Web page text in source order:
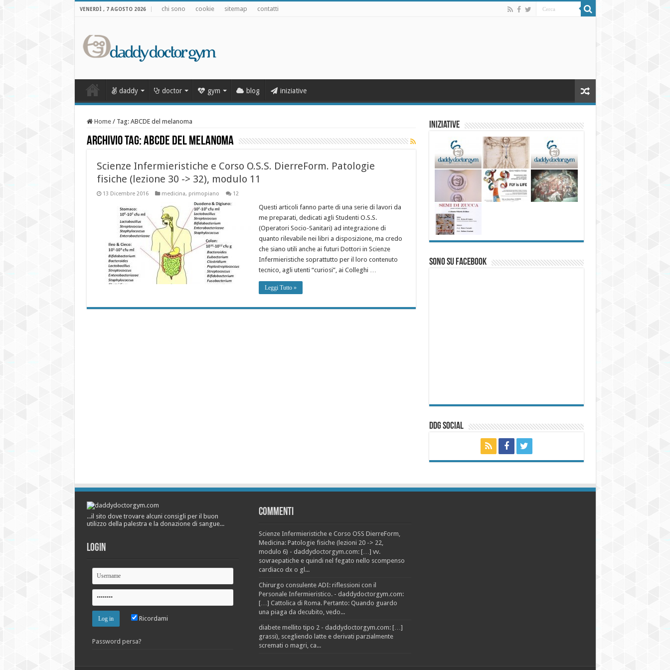
VENERDÌ , 7 AGOSTO 2026 chi sono cookie sitemap contatti
daddy doctor gym blog iniziative
Home / Tag: ABCDE del melanoma
Archivio Tag:ABCDE del melanoma
Scienze Infermieristiche e Corso O.S.S. DierreForm. Patologie
fisiche (lezione 30 -> 32), modulo 11
13 Dicembre 2016 medicina, primopiano 12
Questi articoli fanno parte di una serie di lavori da
me preparati, dedicati agli Studenti O.S.S.
(Operatori Socio-Sanitari) ad integrazione di
quanto rilevabile nei libri a disposizione, ma credo
che siano utili anche ai futuri Dottori in Scienze
Infermieristiche soprattutto per il loro contenuto
tecnico, agli utenti “curiosi”, ai Colleghi …
Leggi Tutto »
Iniziative
Sono su Facebook
ddg Social
...il sito dove trovare alcuni consigli per il buon
utilizzo della palestra e la donazione di sangue...
Login
Ricordami
Password persa?
Commenti
Scienze Infermieristiche e Corso OSS DierreForm,
Medicina: Patologie fisiche (lezioni 20 -> 22,
modulo 6) - daddydoctorgym.com: […] vv.
sovraepatiche e quindi nel fegato nello scompenso
cardiaco dx o gl...
Chirurgo consulente ADI: riflessioni con il
Personale Infermieristico. - daddydoctorgym.com:
[…] Cattolica di Roma. Pertanto: Quando guardo
una piaga da decubito, vedo...
diabete mellito tipo 2 - daddydoctorgym.com: […]
grassi), scegliendo latte e derivati parzialmente
scremati o magri, ca...